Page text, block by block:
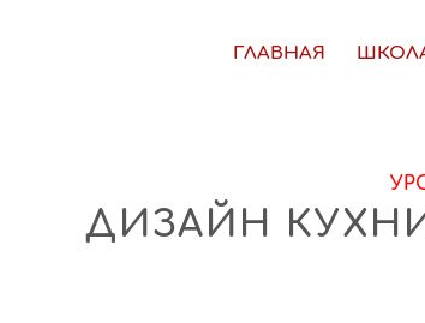
ГЛАВНАЯ
ДИЗАЙН